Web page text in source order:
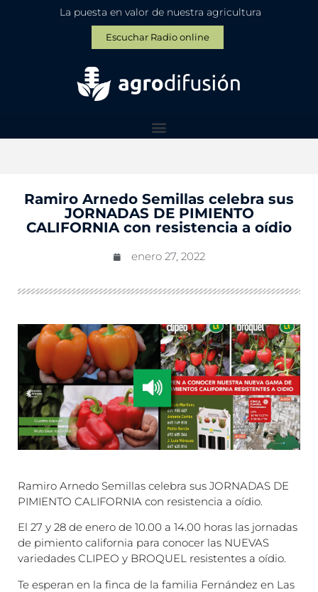
La puesta en valor de nuestra agricultura
Escuchar Radio online
Ramiro Arnedo Semillas celebra sus
JORNADAS DE PIMIENTO
CALIFORNIA con resistencia a oídio
enero 27, 2022
Ramiro Arnedo Semillas celebra sus JORNADAS DE
PIMIENTO CALIFORNIA con resistencia a oídio.
El 27 y 28 de enero de 10.00 a 14.00 horas las jornadas
de pimiento california para conocer las NUEVAS
variedades CLIPEO y BROQUEL resistentes a oídio.
Te esperan en la finca de la familia Fernández en Las